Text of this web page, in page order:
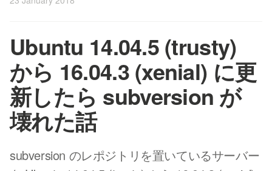
Ubuntu 14.04.5 (trusty)
から 16.04.3 (xenial) に更
新したら subversion が
壊れた話
subversion のレポジトリを置いているサーバー